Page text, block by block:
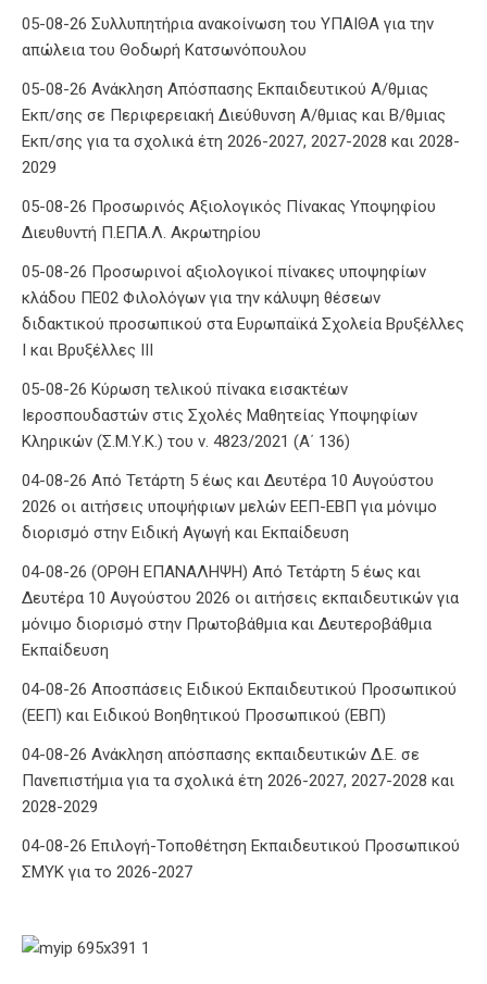
05-08-26 Συλλυπητήρια ανακοίνωση του ΥΠΑΙΘΑ για την
απώλεια του Θοδωρή Κατσωνόπουλου
05-08-26 Ανάκληση Απόσπασης Εκπαιδευτικού Α/θμιας
Εκπ/σης σε Περιφερειακή Διεύθυνση Α/θμιας και Β/θμιας
Εκπ/σης για τα σχολικά έτη 2026-2027, 2027-2028 και 2028-
2029
05-08-26 Προσωρινός Αξιολογικός Πίνακας Υποψηφίου
Διευθυντή Π.ΕΠΑ.Λ. Ακρωτηρίου
05-08-26 Προσωρινοί αξιολογικοί πίνακες υποψηφίων
κλάδου ΠΕ02 Φιλολόγων για την κάλυψη θέσεων
διδακτικού προσωπικού στα Ευρωπαϊκά Σχολεία Βρυξέλλες
Ι και Βρυξέλλες ΙΙΙ
05-08-26 Κύρωση τελικού πίνακα εισακτέων
Ιεροσπουδαστών στις Σχολές Μαθητείας Υποψηφίων
Κληρικών (Σ.Μ.Υ.Κ.) του ν. 4823/2021 (Α΄ 136)
04-08-26 Από Τετάρτη 5 έως και Δευτέρα 10 Αυγούστου
2026 οι αιτήσεις υποψήφιων μελών ΕΕΠ-ΕΒΠ για μόνιμο
διορισμό στην Ειδική Αγωγή και Εκπαίδευση
04-08-26 (ΟΡΘΗ ΕΠΑΝΑΛΗΨΗ) Από Τετάρτη 5 έως και
Δευτέρα 10 Αυγούστου 2026 οι αιτήσεις εκπαιδευτικών για
μόνιμο διορισμό στην Πρωτοβάθμια και Δευτεροβάθμια
Εκπαίδευση
04-08-26 Αποσπάσεις Ειδικού Εκπαιδευτικού Προσωπικού
(ΕΕΠ) και Ειδικού Βοηθητικού Προσωπικού (ΕΒΠ)
04-08-26 Ανάκληση απόσπασης εκπαιδευτικών Δ.Ε. σε
Πανεπιστήμια για τα σχολικά έτη 2026-2027, 2027-2028 και
2028-2029
04-08-26 Επιλογή-Τοποθέτηση Εκπαιδευτικού Προσωπικού
ΣΜΥΚ για το 2026-2027